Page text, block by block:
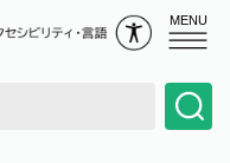
MENU